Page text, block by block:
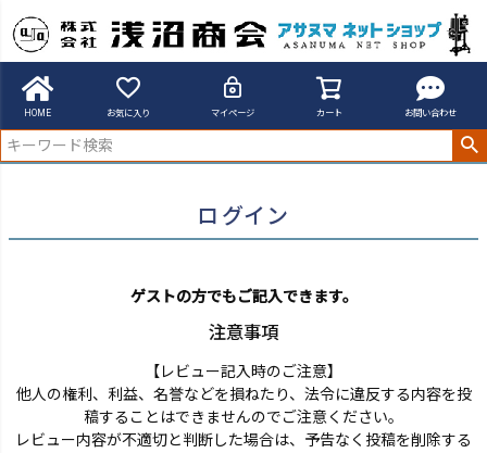
HOME お気に入り マイページ カート お問い合わせ
アサヌマネットショップ
ログイン
ゲストの方でもご記入できます。
注意事項
【レビュー記入時のご注意】
他人の権利、利益、名誉などを損ねたり、法令に違反する内容を投
稿することはできませんのでご注意ください。
レビュー内容が不適切と判断した場合は、予告なく投稿を削除する